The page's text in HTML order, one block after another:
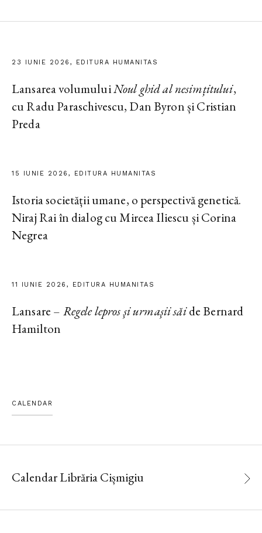
23 IUNIE 2026, EDITURA HUMANITAS
Lansarea volumuluiNoul ghid al nesimțitului,
cu Radu Paraschivescu, Dan Byron și Cristian
Preda
15 IUNIE 2026, EDITURA HUMANITAS
Istoria societății umane, o perspectivă genetică.
Niraj Rai în dialog cu Mircea Iliescu și Corina
Negrea
11 IUNIE 2026, EDITURA HUMANITAS
Lansare – Regele lepros și urmașii săide Bernard
Hamilton
CALENDAR
Calendar Librăria Cișmigiu